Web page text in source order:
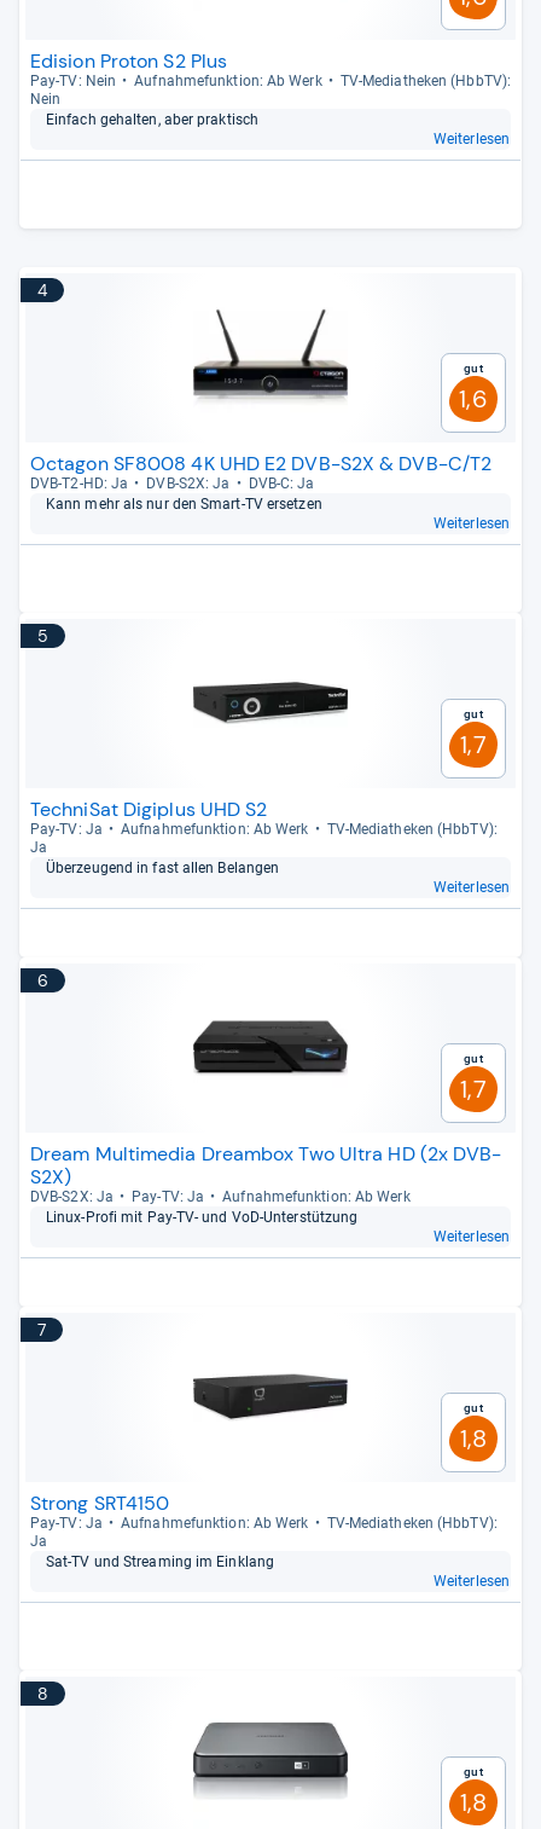
Edision Proton S2 Plus
Pay-​TV: Nein Auf­nah­me­funk­tion: Ab Werk
TV-​Media­the­ken (HbbTV):
Nein
Ein­fach gehal­ten, aber prak­tisch
Weiterlesen
4
Gut
1,6
Octagon SF8008 4K UHD E2 DVB-S2X & DVB-C/T2
DVB-​T2-​HD: Ja DVB-​S2X: Ja
DVB-​C: Ja
Kann mehr als nur den Smart-​TV erset­zen
Weiterlesen
5
Gut
1,7
TechniSat Digiplus UHD S2
Pay-​TV: Ja Auf­nah­me­funk­tion: Ab Werk
TV-​Media­the­ken (HbbTV):
Ja
Über­zeu­gend in fast allen Belan­gen
Weiterlesen
6
Gut
1,7
Dream Multimedia Dreambox Two Ultra HD (2x DVB-
S2X)
DVB-​S2X: Ja Pay-​TV: Ja
Auf­nah­me­funk­tion: Ab Werk
Linux-​Profi mit Pay-​TV-​ und VoD-​Unter­stüt­zung
Weiterlesen
7
Gut
1,8
Strong SRT4150
Pay-​TV: Ja Auf­nah­me­funk­tion: Ab Werk
TV-​Media­the­ken (HbbTV):
Ja
Sat-​TV und Stre­a­ming im Ein­klang
Weiterlesen
8
Gut
1,8